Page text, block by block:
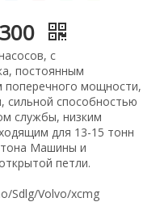
с
постоянным
мощности,
сильной способностью
службы, низким
для 13-15 тонн
Машины и
петли.
Sdlg/Volvo/xcmg